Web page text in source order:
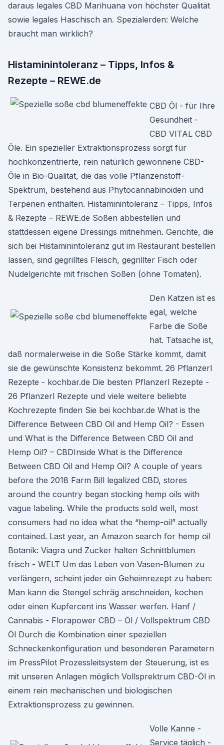
daraus legales CBD Marihuana von höchster Qualität
sowie legales Haschisch an. Spezialerden: Welche
braucht man wirklich?
Histaminintoleranz – Tipps, Infos &
Rezepte – REWE.de
CBD Öl - für Ihre
Gesundheit -
CBD VITAL CBD
Öle. Ein spezieller Extraktionsprozess sorgt für
hochkonzentrierte, rein natürlich gewonnene CBD-
Öle in Bio-Qualität, die das volle Pflanzenstoff-
Spektrum, bestehend aus Phytocannabinoiden und
Terpenen enthalten. Histaminintoleranz – Tipps, Infos
& Rezepte – REWE.de Soßen abbestellen und
stattdessen eigene Dressings mitnehmen. Gerichte, die
sich bei Histaminintoleranz gut im Restaurant bestellen
lassen, sind gegrilltes Fleisch, gegrillter Fisch oder
Nudelgerichte mit frischen Soßen (ohne Tomaten).
Den Katzen ist es
egal, welche
Farbe die Soße
hat. Tatsache ist,
daß normalerweise in die Soße Stärke kommt, damit
sie die gewünschte Konsistenz bekommt. 26 Pflanzerl
Rezepte - kochbar.de Die besten Pflanzerl Rezepte -
26 Pflanzerl Rezepte und viele weitere beliebte
Kochrezepte finden Sie bei kochbar.de What is the
Difference Between CBD Oil and Hemp Oil? - Essen
und What is the Difference Between CBD Oil and
Hemp Oil? – CBDInside What is the Difference
Between CBD Oil and Hemp Oil? A couple of years
before the 2018 Farm Bill legalized CBD, stores
around the country began stocking hemp oils with
vague labeling. While the products sold well, most
consumers had no idea what the “hemp-oil” actually
contained. Last year, an Amazon search for hemp oil
Botanik: Viagra und Zucker halten Schnittblumen
frisch - WELT Um das Leben von Vasen-Blumen zu
verlängern, scheint jeder ein Geheimrezept zu haben:
Man kann die Stengel schräg anschneiden, kochen
oder einen Kupfercent ins Wasser werfen. Hanf /
Cannabis - Florapower CBD – Öl / Vollspektrum CBD
Öl Durch die Kombination einer speziellen
Schneckenkonfiguration und besonderen Parametern
im PressPilot Prozessleitsystem der Steuerung, ist es
mit unseren Anlagen möglich Vollsprektrum CBD-Öl in
einem rein mechanischen und biologischen
Extraktionsprozess zu gewinnen.
Volle Kanne -
Service täglich -